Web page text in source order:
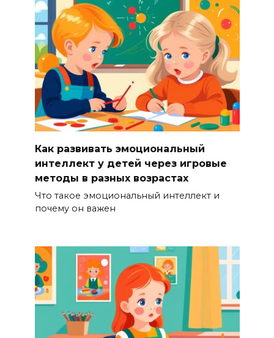
Как развивать эмоциональный
интеллект у детей через игровые
методы в разных возрастах
Что такое эмоциональный интеллект и
почему он важен